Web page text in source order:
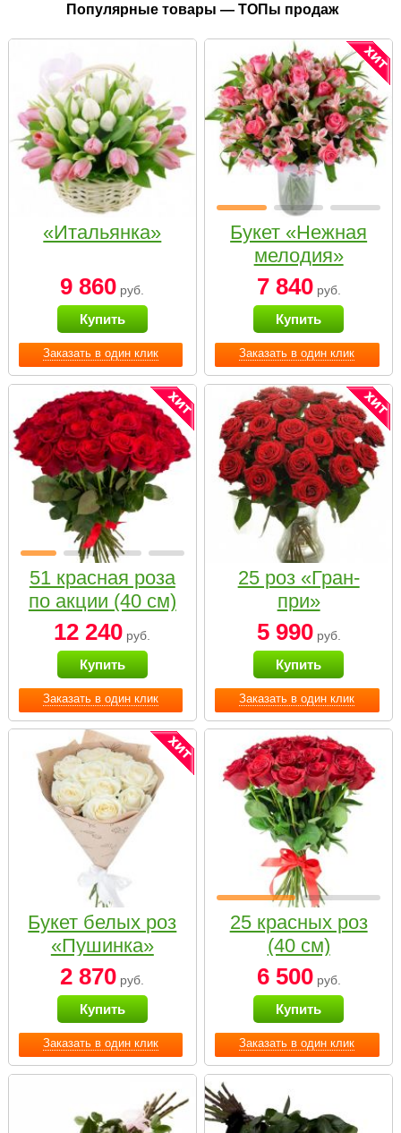
Популярные товары — ТОПы продаж
Заказать в один клик
«Итальянка»
9 860 руб.
Купить
Заказать в один клик
Букет «Нежная
мелодия»
7 840руб.
Купить
Заказать в один клик
51 красная роза
по акции (40 см)
12 240 руб.
Купить
Заказать в один клик
25 роз «Гран-
при»
5 990руб.
Купить
Заказать в один клик
Букет белых роз
«Пушинка»
2 870 руб.
Купить
Заказать в один клик
25 красных роз
(40 см)
6 500руб.
Купить